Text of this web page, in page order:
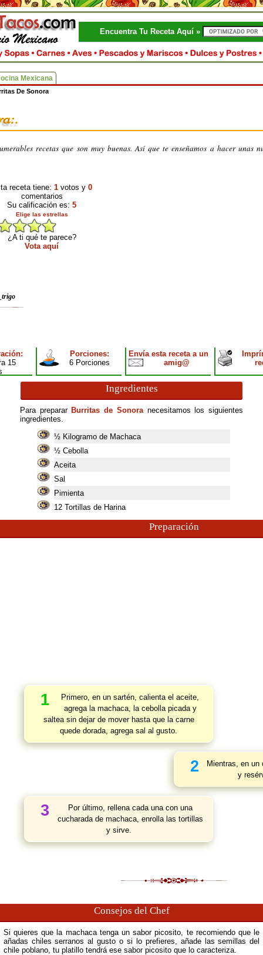
Encuentra Tu Receta Aquí »
Mexicana
De Sonora
recetas que son muy buenas. Así que te enseñamos a hacer unas
receta tiene: 1 votos y 0
comentarios
Su calificación es: 5
Elige las estrellas
¿A ti qué te parece?
Vota aquí
15
Porciones:
6 Porciones
Envía esta receta a un
amig@
Ingredientes
Para preparar Burritas de Sonora necesitamos los siguientes
ingredientes.
½ Kilogramo de Machaca
½ Cebolla
Aceita
Sal
Pimienta
12 Tortillas de Harina
Preparación
1
Primero, en un sartén, calienta el aceite,
agrega la machaca, la cebolla picada y
saltea sin dejar de mover hasta que la carne
quede dorada, agrega sal al gusto.
2
Mientras, en
y
3
Por último, rellena cada una con una
cucharada de machaca, enrolla las tortillas
y sirve.
Consejos del Chef
Si quieres que la machaca tenga un sabor picosito, te recomiendo que le
añadas chiles serranos al gusto o si lo prefieres, añade las semillas del
chile poblano, tu platillo tendrá ese sabor picosito que lo caracteriza.